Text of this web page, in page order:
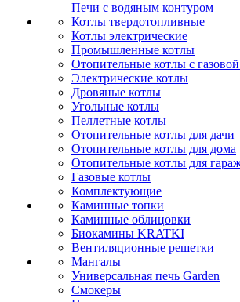
Печи с водяным контуром
Котлы твердотопливные
Котлы электрические
Промышленные котлы
Отопительные котлы с
Электрические котлы
Дровяные котлы
Угольные котлы
Пеллетные котлы
Отопительные котлы для дачи
Отопительные котлы для дома
Отопительные котлы для
Газовые котлы
Комплектующие
Каминные топки
Каминные облицовки
Биокамины KRATKI
Вентиляционные решетки
Мангалы
Универсальная печь Garden
Смокеры